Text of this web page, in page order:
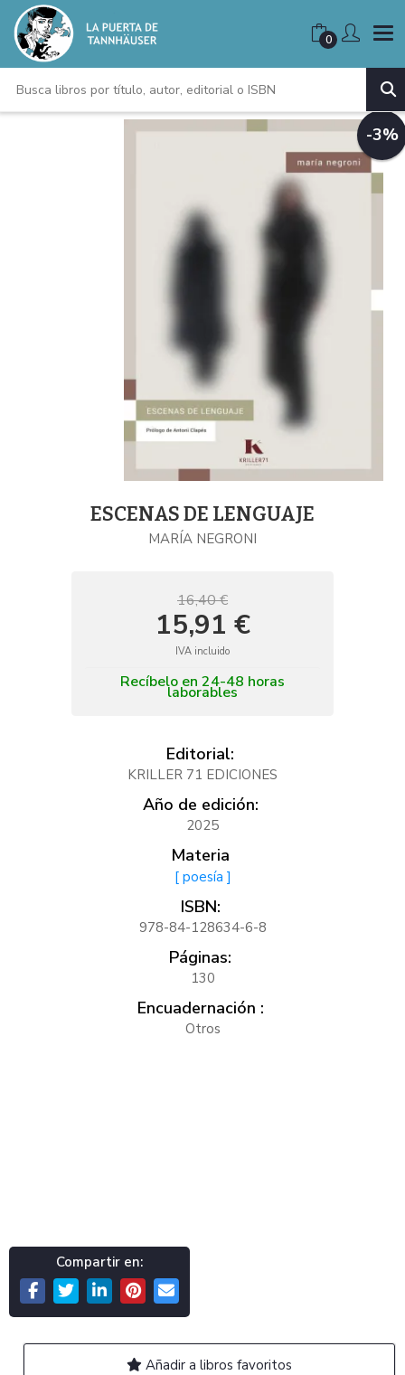
0
-3%
ESCENAS DE LENGUAJE
MARÍA NEGRONI
16,40 €
15,91 €
IVA incluido
Recíbelo en 24-48 horas
laborables
Editorial:
KRILLER 71 EDICIONES
Año de edición:
2025
Materia
[ poesía ]
ISBN:
978-84-128634-6-8
Páginas:
130
Encuadernación :
Otros
Compartir en:
Añadir a libros favoritos